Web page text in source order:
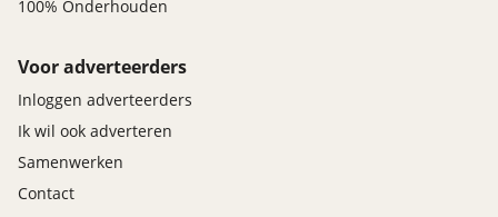
100% Onderhouden
Voor adverteerders
Inloggen adverteerders
Ik wil ook adverteren
Samenwerken
Contact